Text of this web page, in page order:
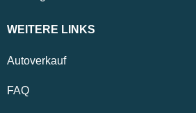
WEITERE LINKS
Autoverkauf
FAQ